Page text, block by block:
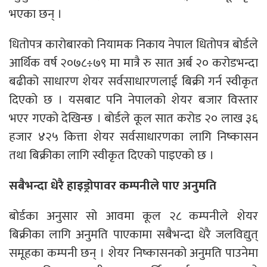
भएका छन् ।
धितोपत्र कारोबारको नियामक निकाय नेपाल धितोपत्र बोर्डले
आर्थिक वर्ष २०७८÷७९ मा मात्रै रु सात अर्ब २० करोडभन्दा
बढीको साधारण शेयर सर्वसाधारणलाई बिक्री गर्न स्वीकृत
दिएको छ । यसबाट पनि नेपालको शेयर बजार विस्तार
भएर गएको देखिन्छ । बोर्डले कूल सात करोड २० लाख ३६
हजार ४२५ कित्ता शेयर सर्वसाधारणका लागि निष्कासन
तथा बिक्रीका लागि स्वीकृत दिएको पाइएको छ ।
सबैभन्दा धेरै हाइड्रोपावर कम्पनीले पाए अनुमति
बोर्डका अनुसार सो आवमा कूल २८ कम्पनीले शेयर
बिक्रीका लागि अनुमति पाएकामा सबैभन्दा धेरै जलविद्युत्
समूहका कम्पनी छन् । शेयर निष्कासनको अनुमति पाउनेमा